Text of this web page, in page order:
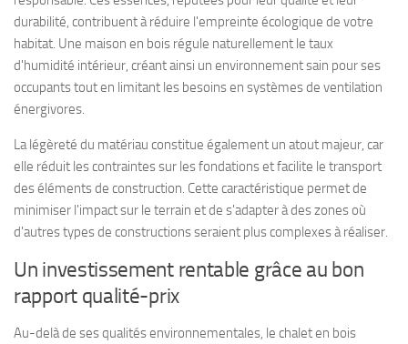
durabilité, contribuent à réduire l'empreinte écologique de votre
habitat. Une maison en bois régule naturellement le taux
d'humidité intérieur, créant ainsi un environnement sain pour ses
occupants tout en limitant les besoins en systèmes de ventilation
énergivores.
La légèreté du matériau constitue également un atout majeur, car
elle réduit les contraintes sur les fondations et facilite le transport
des éléments de construction. Cette caractéristique permet de
minimiser l'impact sur le terrain et de s'adapter à des zones où
d'autres types de constructions seraient plus complexes à réaliser.
Un investissement rentable grâce au bon
rapport qualité-prix
Au-delà de ses qualités environnementales, le chalet en bois